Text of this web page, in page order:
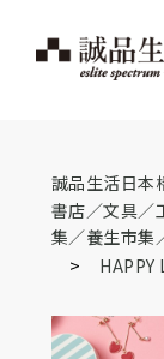
誠品生活日本
書店／文具／
集／養生市集
> HAPPY